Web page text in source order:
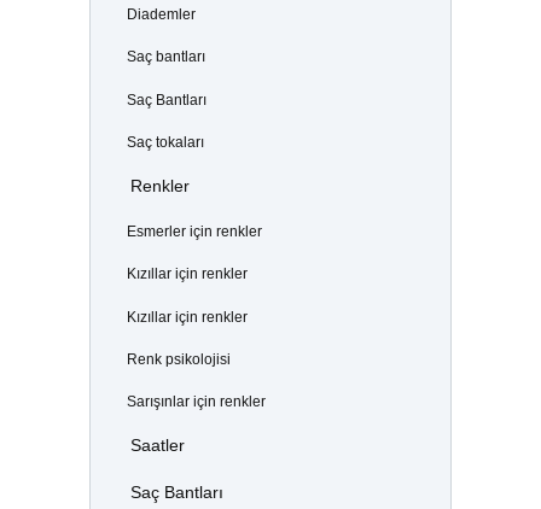
Diademler
Saç bantları
Saç Bantları
Saç tokaları
Renkler
Esmerler için renkler
Kızıllar için renkler
Kızıllar için renkler
Renk psikolojisi
Sarışınlar için renkler
Saatler
Saç Bantları